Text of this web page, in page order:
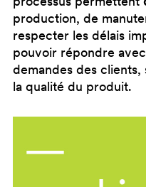
production, de
respecter les délais
pouvoir répondre avec
demandes des clients,
la qualité du produit.